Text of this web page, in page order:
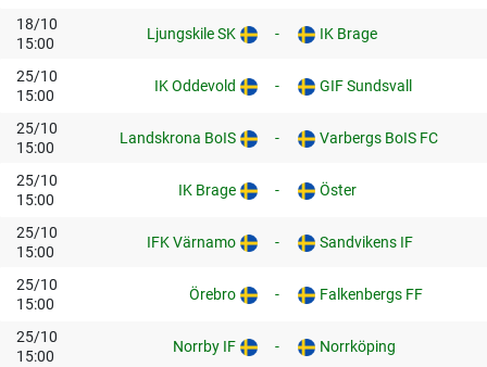
18/10
15:00
Ljungskile SK - IK Brage
25/10
15:00
IK Oddevold - GIF Sundsvall
25/10
15:00
Landskrona BoIS - Varbergs BoIS FC
25/10
15:00
IK Brage - Öster
25/10
15:00
IFK Värnamo - Sandvikens IF
25/10
15:00
Örebro - Falkenbergs FF
25/10
15:00
Norrby IF - Norrköping